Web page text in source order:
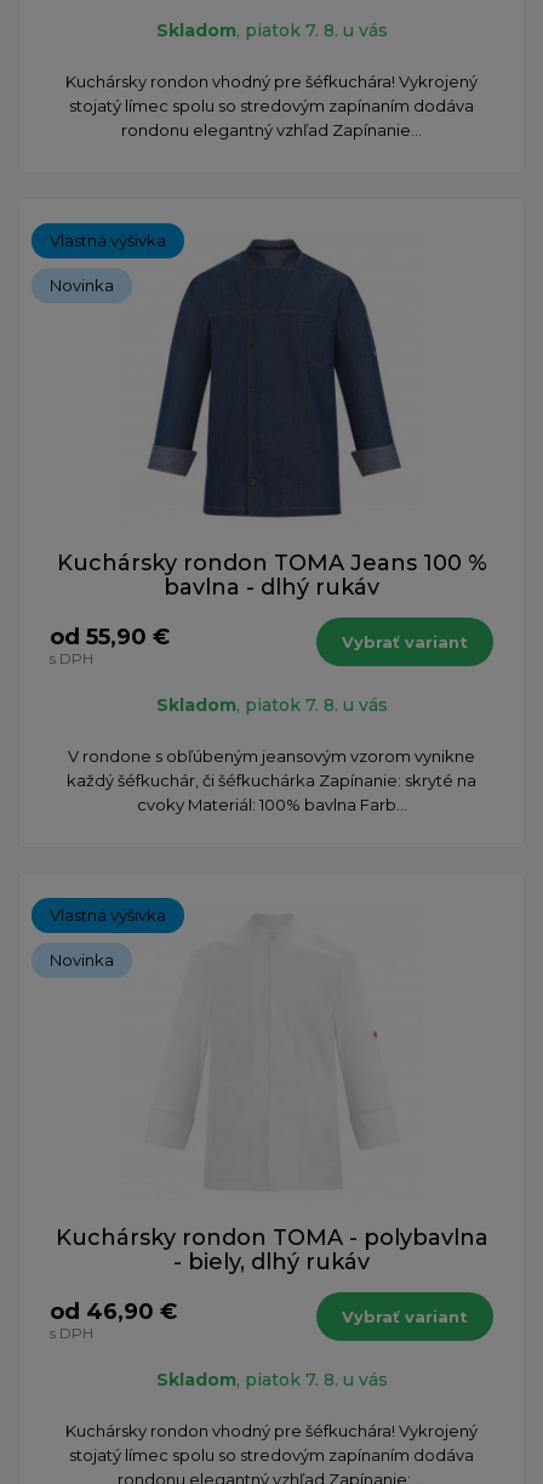
Skladom, piatok 7. 8. u vás
​Kuchársky rondon vhodný pre šéfkuchára! Vykrojený
stojatý límec spolu so stredovým zapínaním dodáva
rondonu elegantný vzhľad Zapínanie...
Vlastná výšivka
Novinka
Kuchársky rondon TOMA Jeans 100 %
bavlna - dlhý rukáv
od 55,90 €
s DPH
Vybrať variant
Skladom, piatok 7. 8. u vás
​V rondone s obľúbeným jeansovým vzorom vynikne
každý šéfkuchár, či šéfkuchárka Zapínanie: skryté na
cvoky Materiál: 100% bavlna Farb...
Vlastná výšivka
Novinka
Kuchársky rondon TOMA - polybavlna
- biely, dlhý rukáv
od 46,90 €
s DPH
Vybrať variant
Skladom, piatok 7. 8. u vás
Kuchársky rondon vhodný pre šéfkuchára! Vykrojený
stojatý límec spolu so stredovým zapínaním dodáva
rondonu elegantný vzhľad Zapínanie: ...